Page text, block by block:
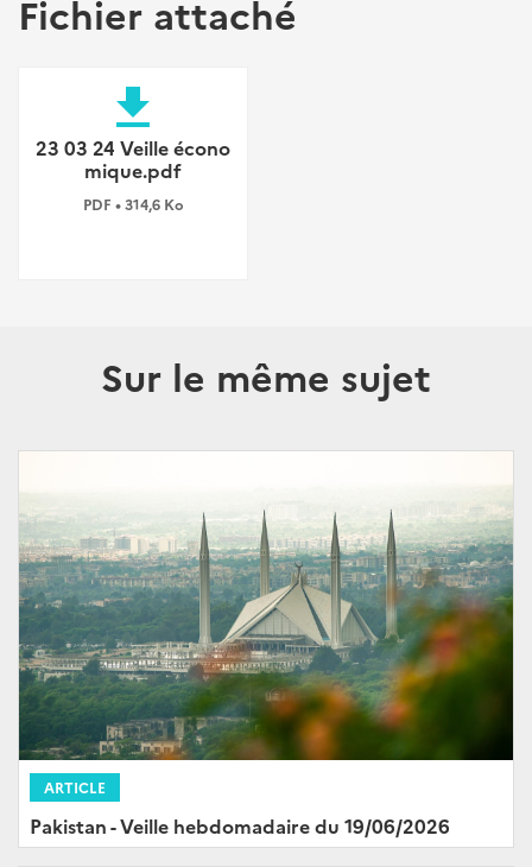
Fichier attaché
file_download
23 03 24 Veille écono
mique.pdf
PDF • 314,6 Ko
Sur le même sujet
ARTICLE
Pakistan - Veille hebdomadaire du 19/06/2026